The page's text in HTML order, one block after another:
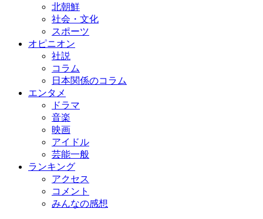
北朝鮮
社会・文化
スポーツ
オピニオン
社説
コラム
日本関係のコラム
エンタメ
ドラマ
音楽
映画
アイドル
芸能一般
ランキング
アクセス
コメント
みんなの感想